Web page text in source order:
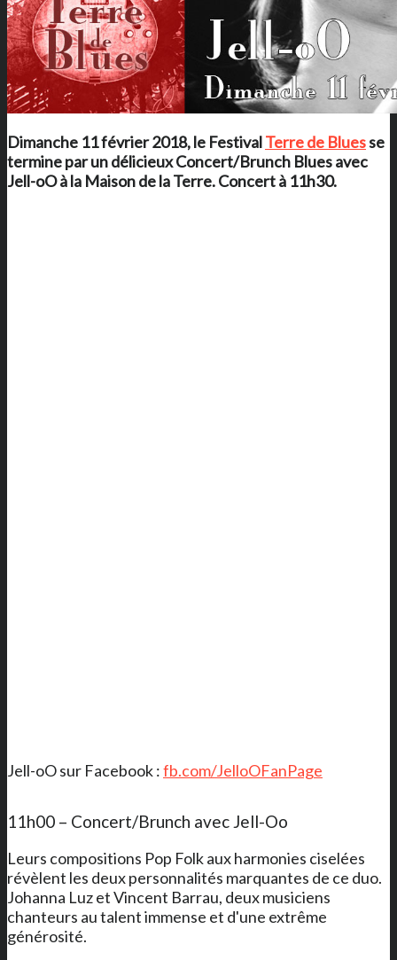
Dimanche 11 février 2018, le FestivalTerre de Bluesse
termine par un délicieux Concert/Brunch Blues avec
Jell-oO àla Maison de la Terre. Concert à 11h30.
Jell-oO sur Facebook :fb.com/JelloOFanPage
11h00 – Concert/Brunch avec Jell-Oo
Leurs compositions Pop Folk aux harmonies ciselées
révèlent les deux personnalités marquantes de ce duo.
Johanna Luz et Vincent Barrau, deux musiciens
chanteurs au talent immense et d'une extrême
générosité.